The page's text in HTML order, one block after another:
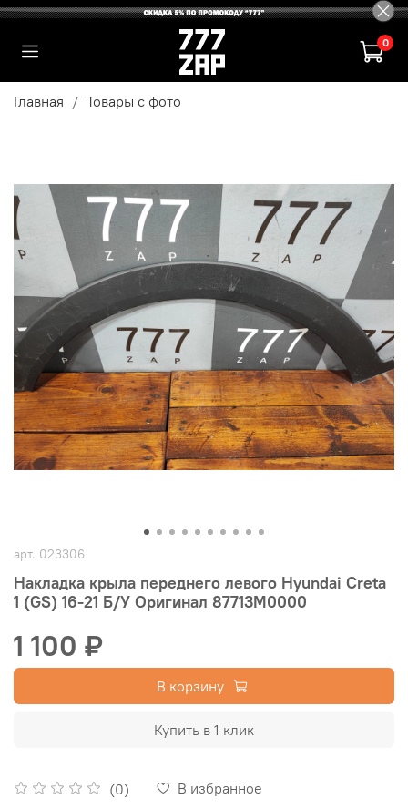
0
Главная Товары с фото
арт. 023306
Накладка крыла переднего левого Hyundai Creta
1 (GS) 16-21 Б/У Оригинал 87713M0000
(0) В избранное
1 100 ₽
В корзину
Купить в 1 клик